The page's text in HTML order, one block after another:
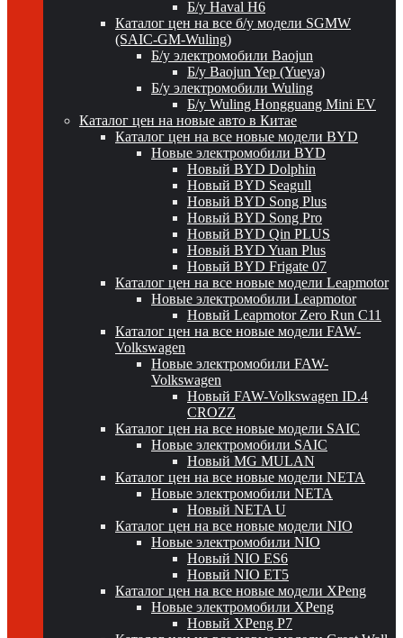
Б/у Haval H6
Каталог цен на все б/у модели SGMW
(SAIC-GM-Wuling)
Б/у электромобили Baojun
Б/у Baojun Yep (Yueya)
Б/у электромобили Wuling
Б/у Wuling Hongguang Mini EV
Каталог цен на новые авто в Китае
Каталог цен на все новые модели BYD
Новые электромобили BYD
Новый BYD Dolphin
Новый BYD Seagull
Новый BYD Song Plus
Новый BYD Song Pro
Новый BYD Qin PLUS
Новый BYD Yuan Plus
Новый BYD Frigate 07
Каталог цен на все новые модели Leapmotor
Новые электромобили Leapmotor
Новый Leapmotor Zero Run C11
Каталог цен на все новые модели FAW-
Volkswagen
Новые электромобили FAW-
Volkswagen
Новый FAW-Volkswagen ID.4
CROZZ
Каталог цен на все новые модели SAIC
Новые электромобили SAIC
Новый MG MULAN
Каталог цен на все новые модели NETA
Новые электромобили NETA
Новый NETA U
Каталог цен на все новые модели NIO
Новые электромобили NIO
Новый NIO ES6
Новый NIO ET5
Каталог цен на все новые модели XPeng
Новые электромобили XPeng
Новый XPeng P7